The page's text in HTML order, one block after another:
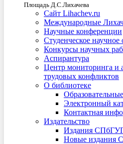
Площадь Д.С.Лихачева
Сайт Lihachev.ru
Международные
Научные конференции
Студенческое научное
Конкурсы научных
Аспирантура
Центр мониторинга и
трудовых конфликтов
О библиотеке
Электронный
Контактная
Издательство
Издания
Новые издания